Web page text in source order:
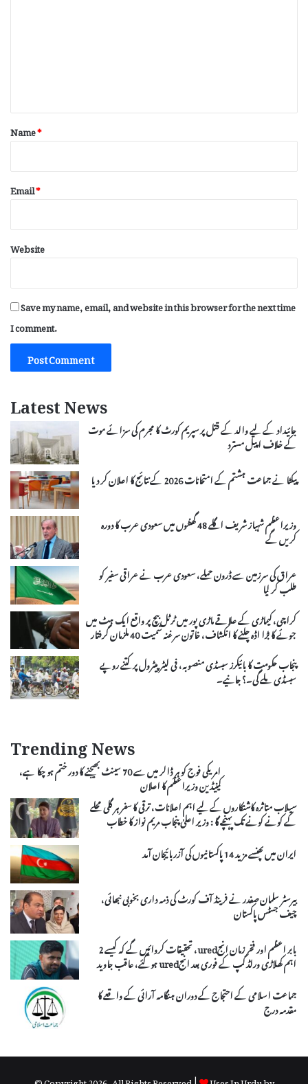
*
Name*
Email*
Website
Save my name, email, and website in this browser for the next time
I comment.
Latest News
جائیداد کے لیے والد کے قتل پر سپریم کورٹ کا مجرم کی سزائے موت
کے خلاف اپیل مسترد
پیکٹا نے جماعت ہشتم کے امتحانات 2026 کے نتائج کا اعلان کر دیا
وزیراعظم شہباز شریف اگلے 48 گھنٹوں میں سعودی عرب کا دورہ
کریں گے
عراق کی سرزمین سے ڈرون حملے، سعودی عرب نے عراقی سفیر کو
طلب کر لیا
کراچی، کیماڑی کے علاقے ماڑی پور میں ٹرٹل بیچ پر واقع ایک ہٹ میں
جوئے کا بڑا اڈہ چلنے کا انکشاف، خاتون سرغنہ سمیت 40 ملزمان گرفتار
پنجاب حکومت کا بائیکرز سبسڈی منصوبہ، فی لیٹر پیٹرول پر کتنے روپے
سبسڈی ملے گی۔؟ جانیے۔
Trending News
امریکی فوج کو ہر ڈالر میں سے 70 سینٹ بھیجنے کا دور ختم ہو چکا ہے،
کینیڈین وزیراعظم کا اعلان
سیلاب متاثرہ کاشتکاروں کے لیے اہم اعلانات، ترقی کا سفر ہر گلی محلے
کے کونے کونے تک پہنچے گا : وزیر اعلیٰ پنجاب مریم نواز کا خطاب
ایران میں پھنسے مزید 14 پاکستانیوں کی آزربائیجان آمد
بیرسٹر سلمان صفدر نے فرینڈ آف کورٹ کی ذمہ داری بخوبی نبھائی،
چیف جسٹس پاکستان
بابر اعظم اور فخر زمان انجured، تحقیقات کروائیں گے کہ کیسے 2
اہم کھلاڑی ورلڈ کپ کے فوری بعد انجured ہو گئے، عاقب جاوید
جماعت اسلامی کے احتجاج کے دوران ہنگامہ آرائی کے واقعے کا
مقدمہ درج